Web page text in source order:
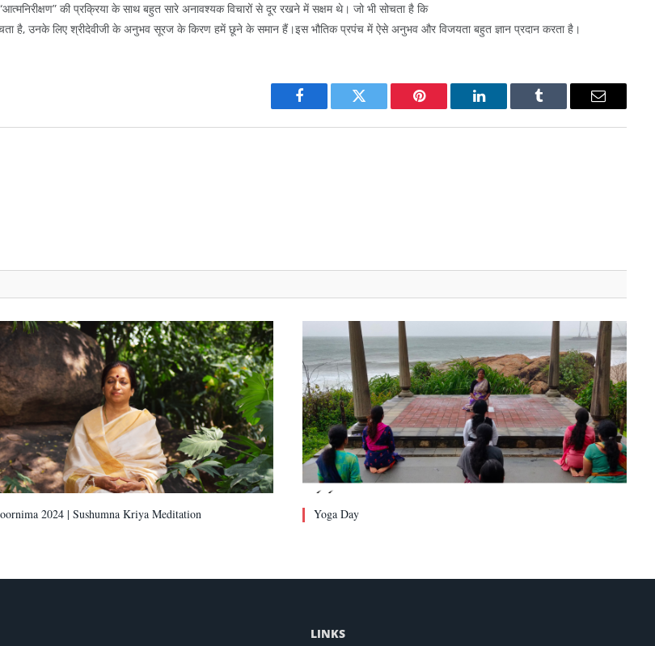
की प्रक्रिया के साथ बहुत सारे अनावश्यक विचारों से दूर रखने में सक्षम थे। जो भी सोचता है कि
है, उनके लिए श्रीदेवीजी के अनुभव सूरज के किरण हमें छूने के समान हैं।इस भौतिक प्रपंच में ऐसे अनुभव और विजयता बहुत ज्ञान प्रदान करता है।
Facebook Twitter Pinterest LinkedIn Tumblr Email
2024 | Sushumna Kriya Meditation Yoga Day
LINKS